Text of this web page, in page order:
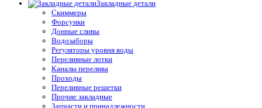
Закладные детали
Скиммеры
Форсунки
Донные сливы
Водозаборы
Регуляторы уровня воды
Переливные лотки
Каналы перелива
Проходы
Переливные решетки
Прочие закладные
Запчасти и принадлежности